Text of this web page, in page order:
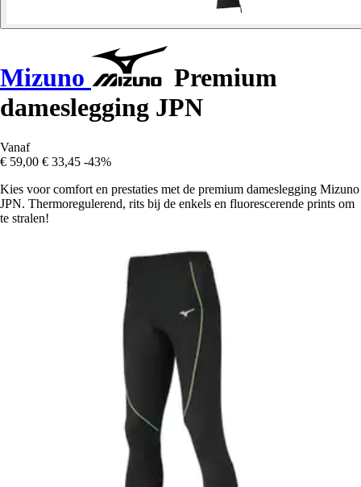
Mizuno
Premium
dameslegging JPN
Vanaf
€ 59,00 € 33,45 -43%
Kies voor comfort en prestaties met de premium dameslegging Mizuno
JPN. Thermoregulerend, rits bij de enkels en fluorescerende prints om
te stralen!